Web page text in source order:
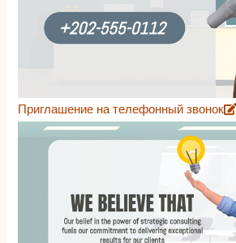
Приглашение на телефонный звонок